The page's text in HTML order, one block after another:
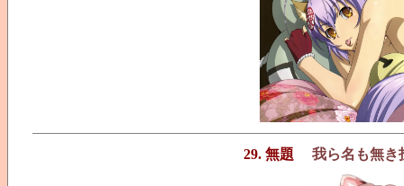
29. 無題 我ら名も無き